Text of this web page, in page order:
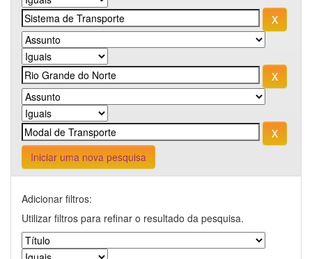
Iniciar uma nova pesquisa
Adicionar filtros:
Utilizar filtros para refinar o resultado da pesquisa.